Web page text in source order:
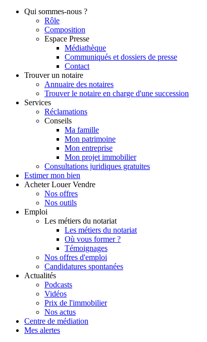
Qui sommes-nous ?
Rôle
Composition
Espace Presse
Médiathèque
Communiqués et dossiers de presse
Contact
Trouver un notaire
Annuaire des notaires
Trouver le notaire en charge d'une succession
Services
Réclamations
Conseils
Ma famille
Mon patrimoine
Mon entreprise
Mon projet immobilier
Consultations juridiques gratuites
Estimer mon bien
Acheter Louer Vendre
Nos offres
Nos outils
Emploi
Les métiers du notariat
Les métiers du notariat
Où vous former ?
Témoignages
Nos offres d'emploi
Candidatures spontanées
Actualités
Podcasts
Vidéos
Prix de l'immobilier
Nos actus
Centre de médiation
Mes alertes